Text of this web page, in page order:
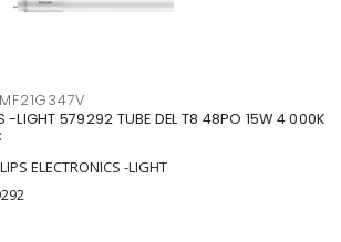
-LIGHT 579292 TUBE DEL T8 48PO 15W 4 000K
ELECTRONICS -LIGHT